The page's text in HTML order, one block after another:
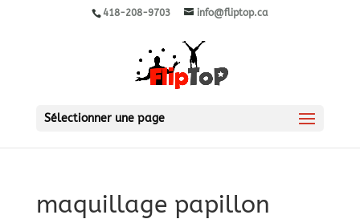
418-208-9703 info@fliptop.ca
Sélectionner une page
maquillage papillon